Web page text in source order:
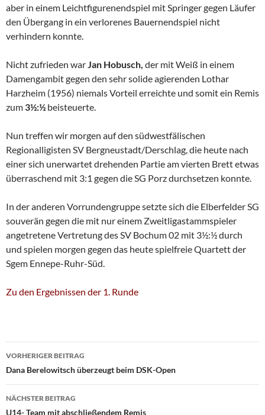
aber in einem Leichtfigurenendspiel mit Springer gegen Läufer
den Übergang in ein verlorenes Bauernendspiel nicht
verhindern konnte.
Nicht zufrieden warJan Hobusch, der mit Weiß in einem
Damengambit gegen den sehr solide agierenden Lothar
Harzheim (1956) niemals Vorteil erreichte und somit ein Remis
zum 3½:½ beisteuerte.
Nun treffen wir morgen auf den südwestfälischen
Regionalligisten SV Bergneustadt/Derschlag, die heute nach
einer sich unerwartet drehenden Partie am vierten Brett etwas
überraschend mit 3:1 gegen die SG Porz durchsetzen konnte.
In der anderen Vorrundengruppe setzte sich die Elberfelder SG
souverän gegen die mit nur einem Zweitligastammspieler
angetretene Vertretung des SV Bochum 02 mit 3½:½ durch
und spielen morgen gegen das heute spielfreie Quartett der
Sgem Ennepe-Ruhr-Süd.
Zu den Ergebnissen der 1. Runde
Beitragsnavigation
VORHERIGER BEITRAG
Dana Berelowitsch überzeugt beim DSK-Open
NÄCHSTER BEITRAG
U14- Team mit abschließendem Remis